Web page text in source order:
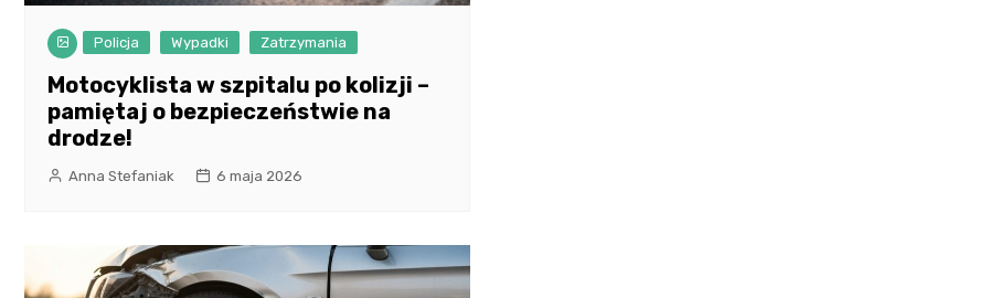
Policja Wypadki Zatrzymania
Motocyklista w szpitalu po kolizji –
pamiętaj o bezpieczeństwie na
drodze!
Anna Stefaniak 6 maja 2026